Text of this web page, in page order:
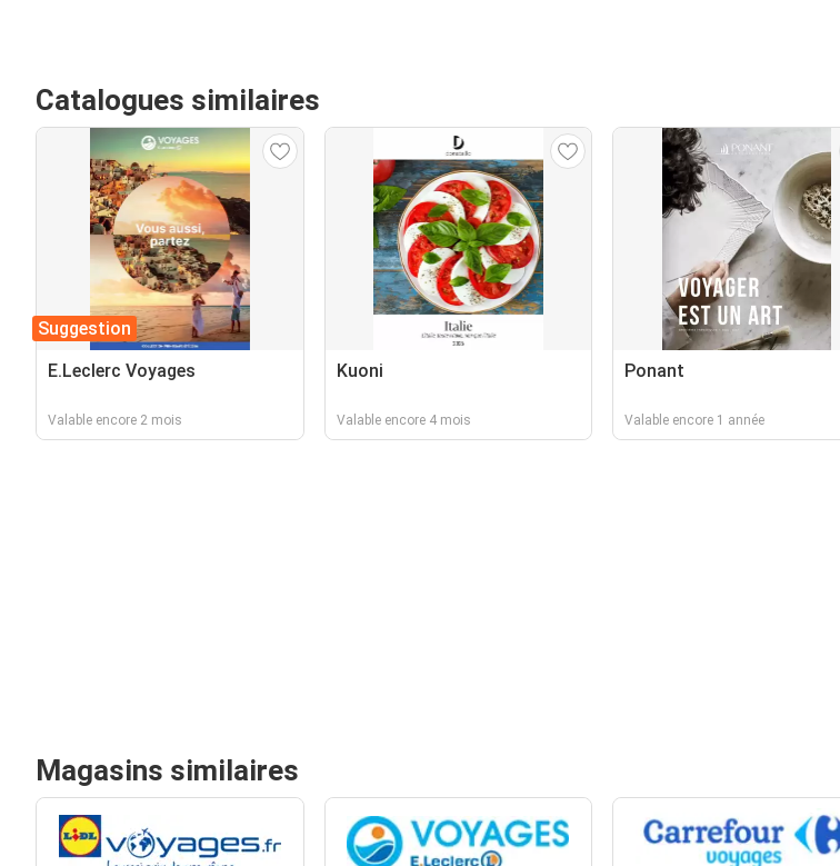
Catalogues similaires
Suggestion
E.Leclerc Voyages
Valable encore 2 mois
Kuoni
Valable encore 4 mois
Ponant
Valable encore 1 année
Magasins similaires